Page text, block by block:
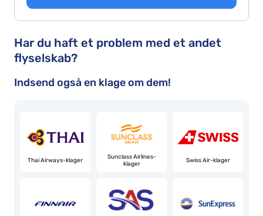
Har du haft et problem med et andet
flyselskab?
Indsend også en klage om dem!
Thai Airways-klager
Sunclass Airlines-
klager
Swiss Air-klager